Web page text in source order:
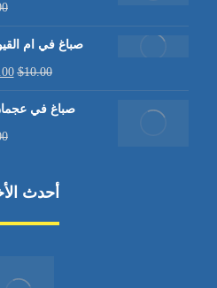
صباغ في ام القيوين 24 ساعة
$10.00
صباغ في عجمان 24 ساعة
أحدث